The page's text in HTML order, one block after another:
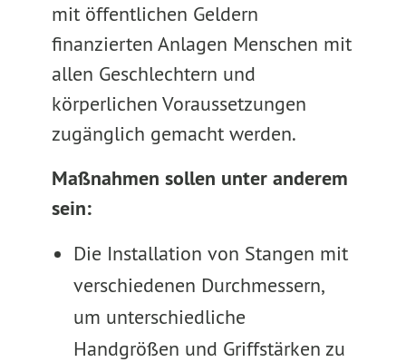
mit öffentlichen Geldern
finanzierten Anlagen Menschen mit
allen Geschlechtern und
körperlichen Voraussetzungen
zugänglich gemacht werden.
Maßnahmen sollen unter anderem
sein:
Die Installation von Stangen mit
verschiedenen Durchmessern,
um unterschiedliche
Handgrößen und Griffstärken zu